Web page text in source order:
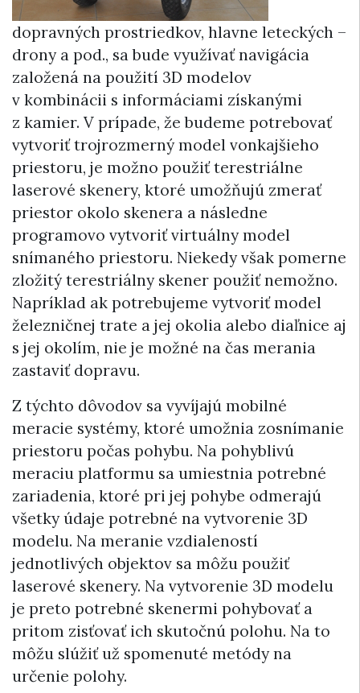
dopravných prostriedkov, hlavne leteckých –
drony a pod., sa bude využívať navigácia
založená na použití 3D modelov
v kombinácii s informáciami získanými
z kamier. V prípade, že budeme potrebovať
vytvoriť trojrozmerný model vonkajšieho
priestoru, je možno použiť terestriálne
laserové skenery, ktoré umožňujú zmerať
priestor okolo skenera a následne
programovo vytvoriť virtuálny model
snímaného priestoru. Niekedy však pomerne
zložitý terestriálny skener použiť nemožno.
Napríklad ak potrebujeme vytvoriť model
železničnej trate a jej okolia alebo diaľnice aj
s jej okolím, nie je možné na čas merania
zastaviť dopravu.
Z týchto dôvodov sa vyvíjajú mobilné
meracie systémy, ktoré umožnia zosnímanie
priestoru počas pohybu. Na pohyblivú
meraciu platformu sa umiestnia potrebné
zariadenia, ktoré pri jej pohybe odmerajú
všetky údaje potrebné na vytvorenie 3D
modelu. Na meranie vzdialeností
jednotlivých objektov sa môžu použiť
laserové skenery. Na vytvorenie 3D modelu
je preto potrebné skenermi pohybovať a
pritom zisťovať ich skutočnú polohu. Na to
môžu slúžiť už spomenuté metódy na
určenie polohy.